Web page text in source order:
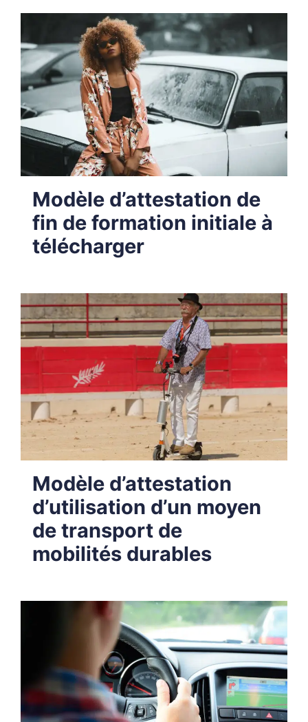
Modèle d’attestation de
fin de formation initiale à
télécharger
Modèle d’attestation
d’utilisation d’un moyen
de transport de
mobilités durables